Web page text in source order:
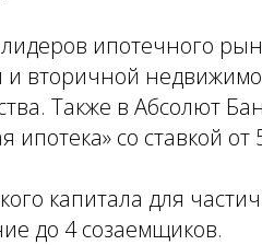
ипотечного
и вторичной
Также в Абсолют
со ставкой от
капитала для
до 4 созаемщиков.